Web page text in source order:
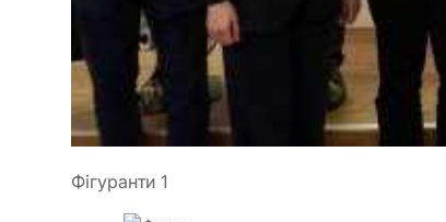
Фігуранти 1